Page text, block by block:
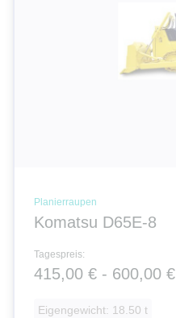
Planierraupen
Komatsu D65E-8
Tagespreis:
415,00 € - 600,00 €
Eigengewicht: 18.50 t